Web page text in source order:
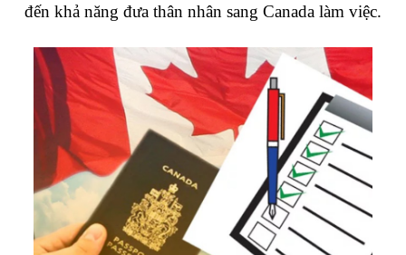
đến khả năng đưa thân nhân sang Canada làm việc.